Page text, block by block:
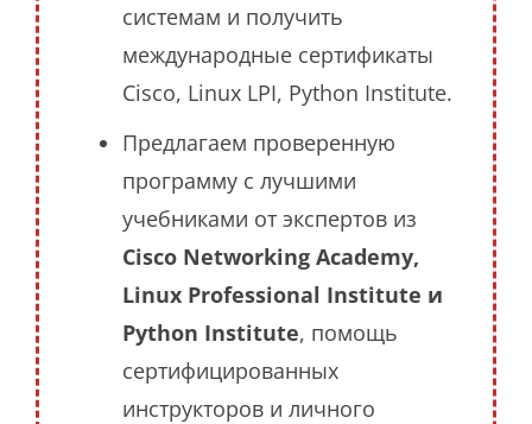
системам и получить
международные сертификаты
Cisco, Linux LPI, Python Institute.
Предлагаем проверенную
программу с лучшими
учебниками от экспертов из
Cisco Networking Academy,
Linux Professional Institute и
Python Institute, помощь
сертифицированных
инструкторов и личного